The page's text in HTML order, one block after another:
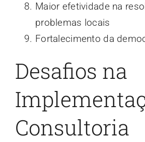
Maior efetividade na
problemas locais
Fortalecimento da
Desafios na
Consultoria